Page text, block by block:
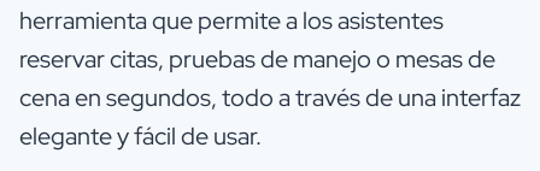
herramienta que permite a los asistentes
reservar citas, pruebas de manejo o mesas de
cena en segundos, todo a través de una interfaz
elegante y fácil de usar.